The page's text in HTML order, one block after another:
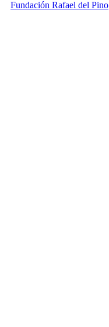
Fundación Rafael del Pino